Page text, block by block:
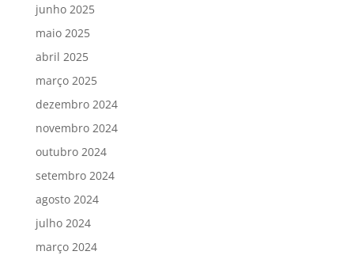
junho 2025
maio 2025
abril 2025
março 2025
dezembro 2024
novembro 2024
outubro 2024
setembro 2024
agosto 2024
julho 2024
março 2024